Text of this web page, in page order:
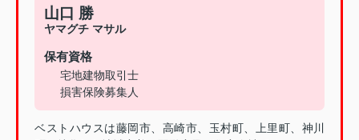
山口 勝
ヤマグチ マサル
保有資格
宅地建物取引士
損害保険募集人
ベストハウスは藤岡市、高崎市、玉村町、上里町、神川